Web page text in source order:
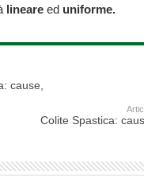
lineare ed uniforme.
cause,
Colite Spastica: